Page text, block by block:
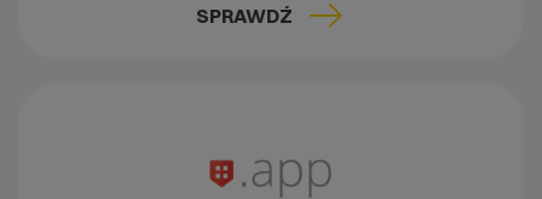
SPRAWDŹ